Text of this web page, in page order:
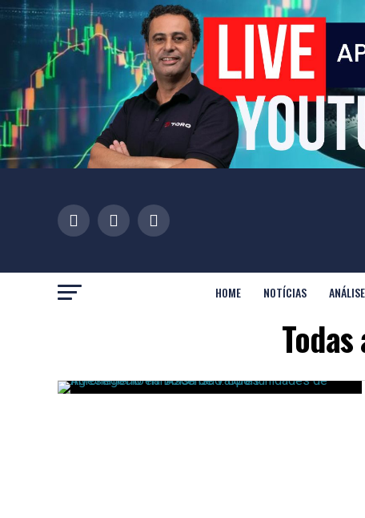
HOME NOTÍCIAS